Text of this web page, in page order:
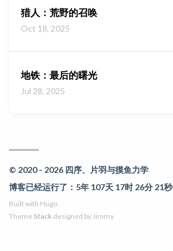
猎人：荒野的召唤
Oct 18, 2025
地铁：最后的曙光
Jul 28, 2025
© 2020 - 2026 四序、片羽与摸鱼力学
博客已经运行了：5年 107天 17时 26分 21秒
Built with Hugo
Theme Stack designed byJimmy